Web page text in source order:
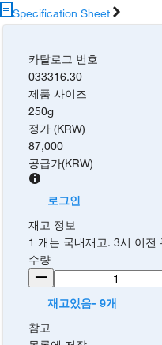
Specification Sheet
카탈로그 번호
033316.30
제품 사이즈
250g
정가 (KRW)
87,000
공급가(KRW)
로그인
재고 정보
1 개는 국내재고. 3시 이전
수량
재고있음- 9개
참고